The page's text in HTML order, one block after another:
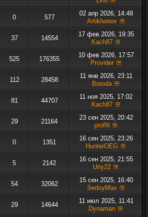
0 577
02 апр 2026, 14:48
Artikhonov
37 14554
17 фев 2026, 19:35
Kach87
525 176355
10 фев 2026, 17:57
Provider
112 28458
11 янв 2026, 23:11
Boroda
81 44707
11 ноя 2025, 17:02
Kach87
29 21164
23 сен 2025, 20:42
proffil
0 1351
16 сен 2025, 23:26
HunterOEG
5 2142
16 сен 2025, 21:55
Uriy22
54 32062
15 сен 2025, 16:40
SedoyMax
29 14644
11 июл 2025, 11:41
Dynaman